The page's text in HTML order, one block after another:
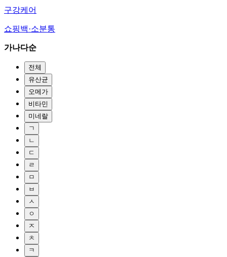
구강케어
쇼핑백·소분통
가나다순
전체
유산균
오메가
비타민
미네랄
ㄱ
ㄴ
ㄷ
ㄹ
ㅁ
ㅂ
ㅅ
ㅇ
ㅈ
ㅊ
ㅋ